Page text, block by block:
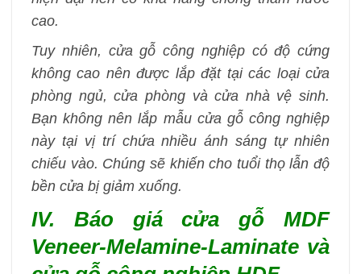
cao.
Tuy nhiên, cửa gỗ công nghiệp có độ cứng
không cao nên được lắp đặt tại các loại cửa
phòng ngủ, cửa phòng và cửa nhà vệ sinh.
Bạn không nên lắp mẫu cửa gỗ công nghiệp
này tại vị trí chứa nhiều ánh sáng tự nhiên
chiếu vào. Chúng sẽ khiến cho tuổi thọ lẫn độ
bền cửa bị giảm xuống.
IV. Báo giá cửa gỗ MDF
Veneer-Melamine-Laminate và